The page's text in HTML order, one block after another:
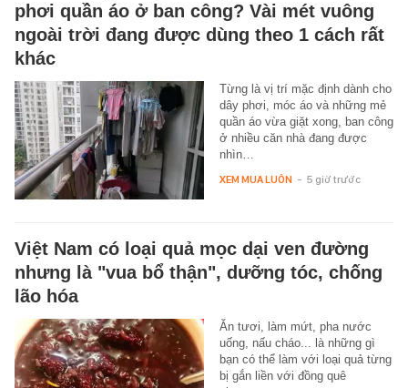
phơi quần áo ở ban công? Vài mét vuông
ngoài trời đang được dùng theo 1 cách rất
khác
Từng là vị trí mặc định dành cho
dây phơi, móc áo và những mẻ
quần áo vừa giặt xong, ban công
ở nhiều căn nhà đang được
nhìn…
XEM MUA LUÔN - 5 giờ trước
Việt Nam có loại quả mọc dại ven đường
nhưng là "vua bổ thận", dưỡng tóc, chống
lão hóa
Ăn tươi, làm mứt, pha nước
uống, nấu cháo... là những gì
bạn có thể làm với loại quả từng
bị gắn liền với đồng quê